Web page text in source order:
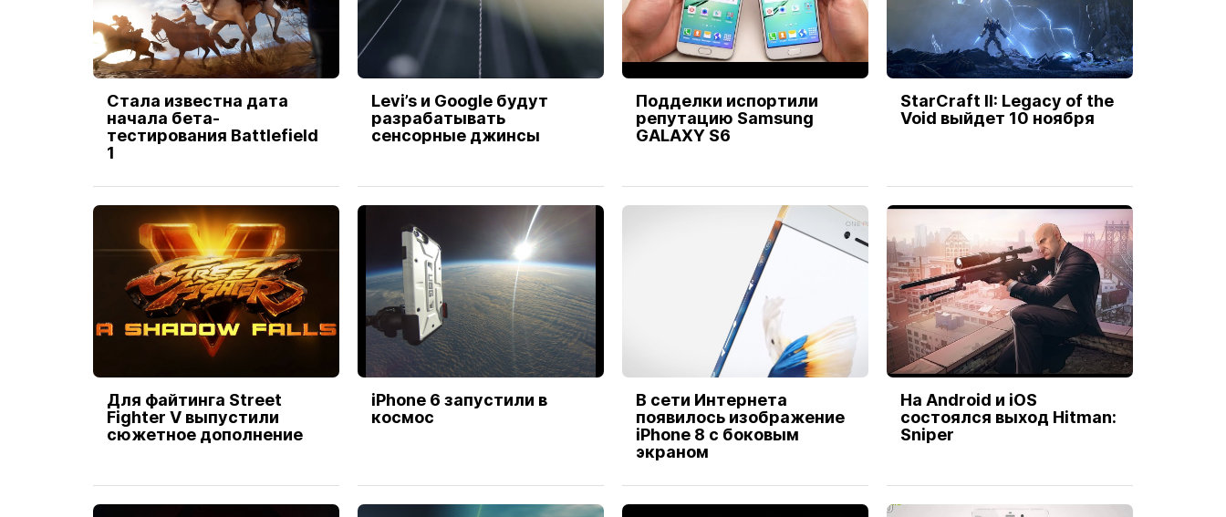
Стала известна дата
начала бета-
тестирования Battlefield
1
Levi’s и Google будут
разрабатывать
сенсорные джинсы
Подделки испортили
репутацию Samsung
GALAXY S6
StarCraft II: Legacy of the
Void выйдет 10 ноября
Для файтинга Street
Fighter V выпустили
сюжетное дополнение
iPhone 6 запустили в
космос
В сети Интернета
появилось изображение
iPhone 8 с боковым
экраном
На Android и iOS
состоялся выход Hitman:
Sniper